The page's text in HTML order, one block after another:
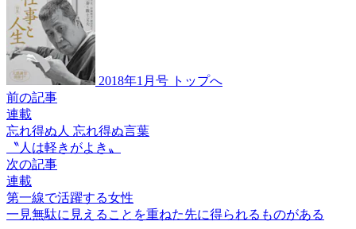
2018年1月号 トップへ
前の記事
連載
忘れ得ぬ人 忘れ得ぬ言葉
〝人は軽きがよき〟
次の記事
連載
第一線で活躍する女性
一見無駄に見えることを重ねた先に得られるものがある